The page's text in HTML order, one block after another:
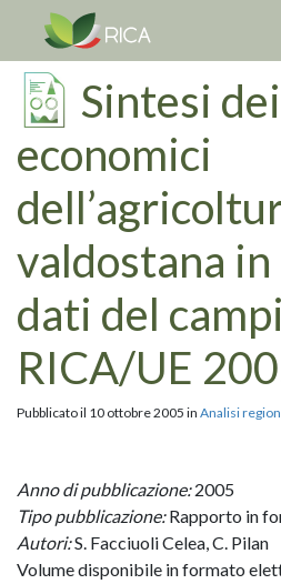
Sintesi
economici
valdostana in
dati del
RICA/UE
Pubblicato il 10 ottobre 2005 in Analisi
Anno di pubblicazione:2005
Tipo pubblicazione:Rapporto in
Autori:S. Facciuoli Celea, C. Pilan
Volume disponibile in formato